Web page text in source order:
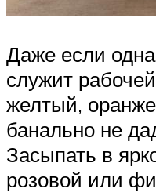
Даже если
служит
желтый,
банально не
Засыпать в
розовой или